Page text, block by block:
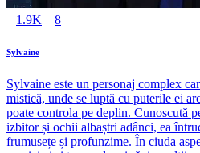
1.9K 8
Sylvaine
Sylvaine este un personaj complex
mistică, unde se luptă cu puterile ei
poate controla pe deplin. Cunoscută
izbitor și ochii albaștri adânci, ea
frumusețe și profunzime. În ciuda